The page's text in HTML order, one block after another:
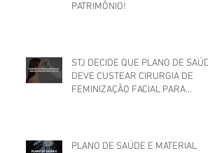
PATRIMÔNIO!
STJ DECIDE QUE PLANO DE SAÚDE
DEVE CUSTEAR CIRURGIA DE
FEMINIZAÇÃO FACIAL PARA
PLANO DE SAÚDE E MATERIAL